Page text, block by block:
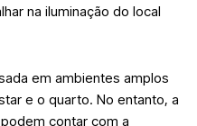
na iluminação do local
em ambientes amplos
e o quarto. No entanto, a
contar com a